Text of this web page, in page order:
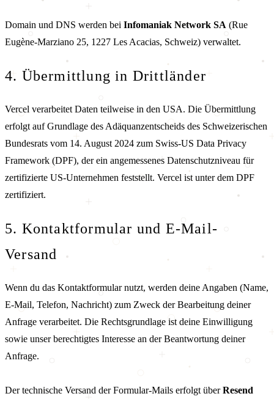
Domain und DNS werden bei Infomaniak Network SA (Rue
Eugène-Marziano 25, 1227 Les Acacias, Schweiz) verwaltet.
4. Übermittlung in Drittländer
Vercel verarbeitet Daten teilweise in den USA. Die Übermittlung
erfolgt auf Grundlage des Adäquanzentscheids des Schweizerischen
Bundesrats vom 14. August 2024 zum Swiss-US Data Privacy
Framework (DPF), der ein angemessenes Datenschutzniveau für
zertifizierte US-Unternehmen feststellt. Vercel ist unter dem DPF
zertifiziert.
5. Kontaktformular und E-Mail-
Versand
Wenn du das Kontaktformular nutzt, werden deine Angaben (Name,
E-Mail, Telefon, Nachricht) zum Zweck der Bearbeitung deiner
Anfrage verarbeitet. Die Rechtsgrundlage ist deine Einwilligung
sowie unser berechtigtes Interesse an der Beantwortung deiner
Anfrage.
Der technische Versand der Formular-Mails erfolgt überResend